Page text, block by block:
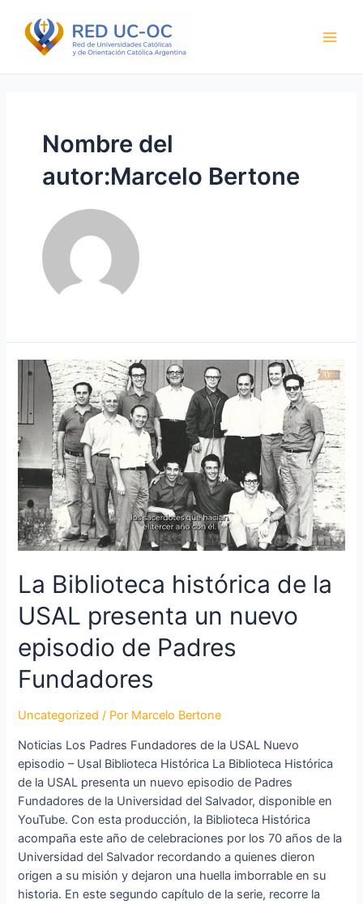
contenido
Nombre del
autor:Marcelo Bertone
La Biblioteca histórica de la
USAL presenta un nuevo
episodio de Padres
Fundadores
Uncategorized / Por Marcelo Bertone
Noticias Los Padres Fundadores de la USAL Nuevo
episodio – Usal Biblioteca Histórica La Biblioteca Histórica
de la USAL presenta un nuevo episodio de Padres
Fundadores de la Universidad del Salvador, disponible en
YouTube. Con esta producción, la Biblioteca Histórica
acompaña este año de celebraciones por los 70 años de la
Universidad del Salvador recordando a quienes dieron
origen a su misión y dejaron una huella imborrable en su
historia. En este segundo capítulo de la serie, recorre la
entradas